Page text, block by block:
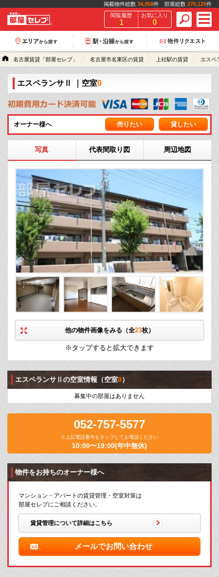
掲載物件総数 34,958件 部屋総数 270,125件
閲覧履歴
1
お気に入り
0
名古屋賃貸「部屋セレブ」 名古屋市名東区の賃貸 上社駅の賃貸 エス
エスペランサⅡ ｜空室0
オーナー様へ 売りたい 貸したい
写真 代表間取り図 周辺地図
他の物件画像をみる（全23枚）
※タップすると拡大できます
エスペランサⅡの空室情報 （空室0）
募集中の部屋はありません
052-757-5577
※上記電話番号をタップしてお電話ください
10:00〜19:00(年中無休)
物件をお持ちのオーナー様へ
マンション・アパートの賃貸管理・空室対策は
部屋セレブにご相談ください。
賃貸管理について詳細はこちら
メールでお問い合わせ